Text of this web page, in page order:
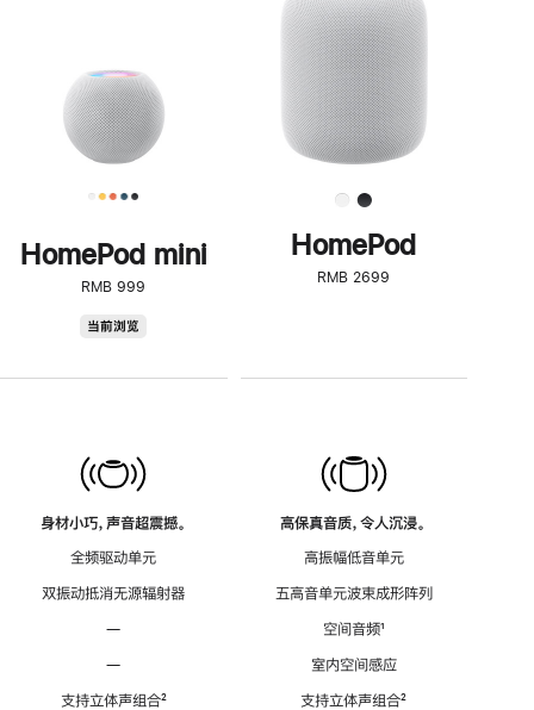
HomePod mini
RMB 999
当前浏览
身材小巧，声音超震撼。
全频驱动单元
双振动抵消无源辐射器
—
—
支持立体声组合脚
²
了
解
HomePod<
HomePod
RMB 2699
高保真音质，令人沉浸。
高振幅低音单元
五高音单元波束成形阵列
空间音频脚
¹
室内空间感应
支持立体声组合脚
²